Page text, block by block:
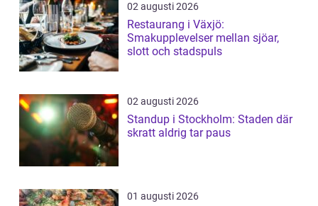
02 augusti 2026
Restaurang i Växjö:
Smakupplevelser mellan sjöar,
slott och stadspuls
02 augusti 2026
Standup i Stockholm: Staden där
skratt aldrig tar paus
01 augusti 2026